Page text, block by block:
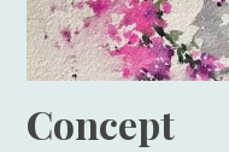
Concept